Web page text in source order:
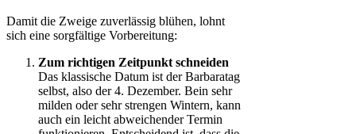
Damit die Zweige zuverlässig blühen, lohnt
sich eine sorgfältige Vorbereitung:
Zum richtigen Zeitpunkt schneiden
Das klassische Datum ist der Barbaratag
selbst, also der 4. Dezember. Bein sehr
milden oder sehr strengen Wintern, kann
auch ein leicht abweichender Termin